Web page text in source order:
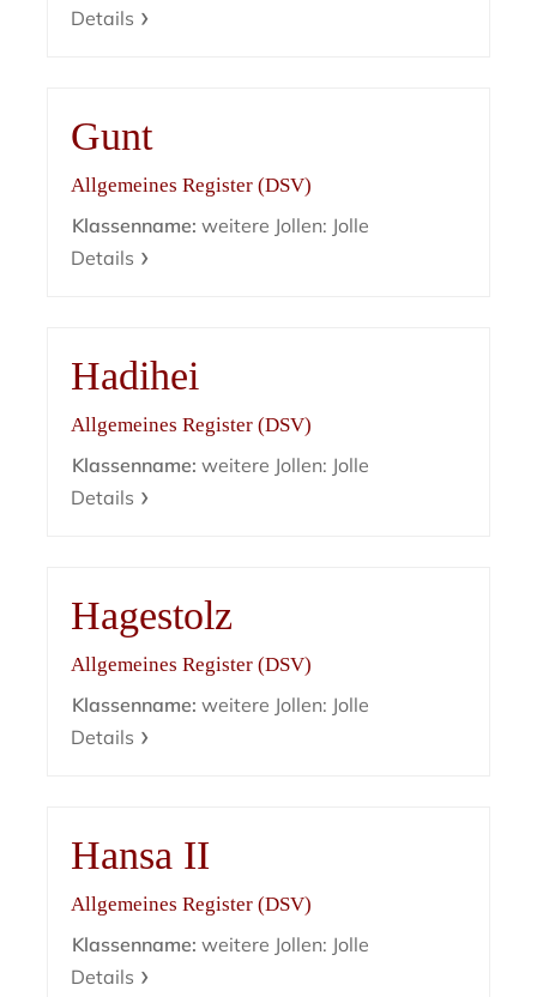
Details
Gunt
Allgemeines Register (DSV)
Klassenname: weitere Jollen: Jolle
Details
Hadihei
Allgemeines Register (DSV)
Klassenname: weitere Jollen: Jolle
Details
Hagestolz
Allgemeines Register (DSV)
Klassenname: weitere Jollen: Jolle
Details
Hansa II
Allgemeines Register (DSV)
Klassenname: weitere Jollen: Jolle
Details